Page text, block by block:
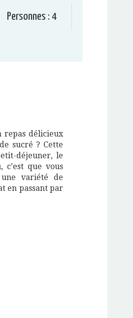
Personnes : 4
repas délicieux
sucré ? Cette
déjeuner, le
que vous
variété de
en passant par